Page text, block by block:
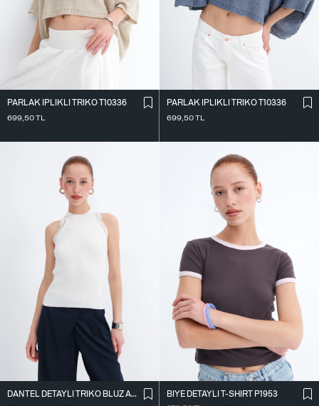
PARLAK İ̇PLIKLI TRIKO T10336
699,50TL
PARLAK İ̇PLIKLI TRIKO T10336
699,50TL
DANTEL DETAYLI TRIKO BLUZ A2957
BIYE DETAYLI T-SHIRT P1953